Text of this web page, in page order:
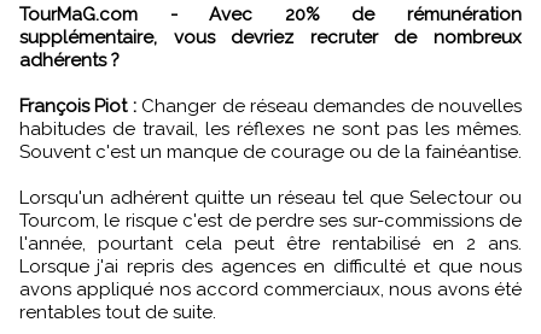
TourMaG.com - Avec 20% de rémunération
supplémentaire, vous devriez recruter de nombreux
adhérents ?
François Piot :Changer de réseau demandes de nouvelles
habitudes de travail, les réflexes ne sont pas les mêmes.
Souvent c'est un manque de courage ou de la fainéantise.
Lorsqu'un adhérent quitte un réseau tel que Selectour ou
Tourcom, le risque c'est de perdre ses sur-commissions de
l'année, pourtant cela peut être rentabilisé en 2 ans.
Lorsque j'ai repris des agences en difficulté et que nous
avons appliqué nos accord commerciaux, nous avons été
rentables tout de suite.